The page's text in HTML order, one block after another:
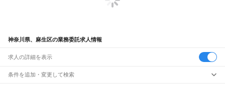
神奈川県、麻生区の業務委託求人情報
求人の詳細を表示
条件を追加・変更して検索